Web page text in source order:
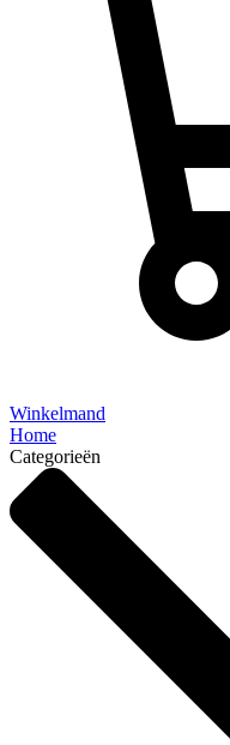
Winkelmand
Home
Categorieën